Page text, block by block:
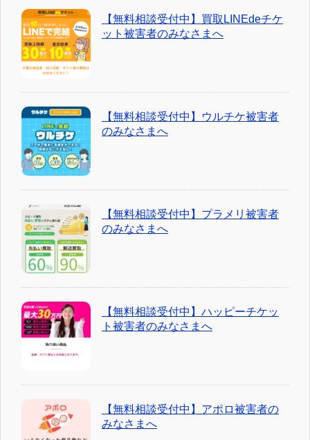
【無料相談受付中】買取LINEdeチケ
ット被害者のみなさまへ
【無料相談受付中】ウルチケ被害者
のみなさまへ
【無料相談受付中】プラメリ被害者
のみなさまへ
【無料相談受付中】ハッピーチケッ
ト被害者のみなさまへ
【無料相談受付中】アポロ被害者の
みなさまへ